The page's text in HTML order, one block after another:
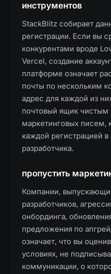
инструментов
StackBlitz собирает
регистрации. Если вы
конкурентами вроде
Vercel, создание
платформе означает
почты по нескольким
адрес для каждой из
почтовый ящик чистым
маркетинговых писем,
каждой регистрацией
разработчика.
пропустить
Компании,
разработчиков,
онбординга,
предложения по
означает, что вы
условиях, не
коммуникации, о